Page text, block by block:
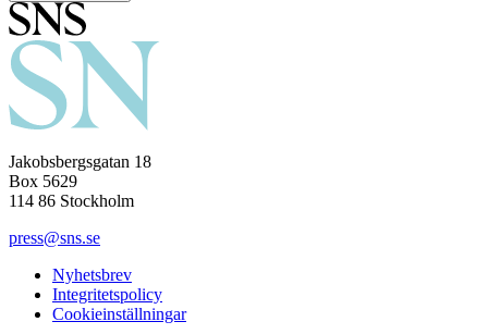
Jakobsbergsgatan 18
Box 5629
114 86 Stockholm
press@sns.se
Nyhetsbrev
Integritetspolicy
Cookieinställningar